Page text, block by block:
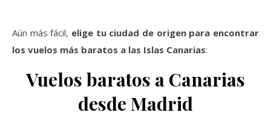
Aún más fácil, elige tu ciudad de origen para encontrar
los vuelos más baratos a las Islas Canarias:
Vuelos baratos a Canarias
desde Madrid